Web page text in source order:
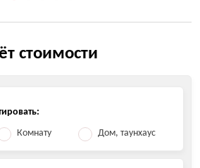
стоимости
Комнату Дом, таунхаус